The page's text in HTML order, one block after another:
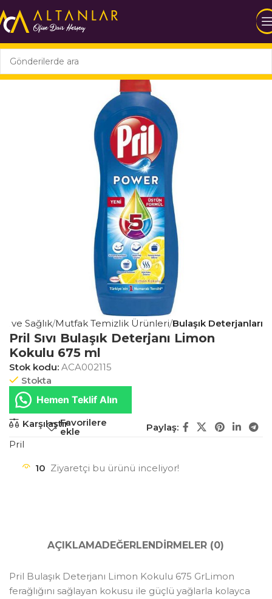
ve Sağlık Mutfak Temizlik Ürünleri Bulaşık Deterjanları
Pril Sıvı Bulaşık Deterjanı Limon
Kokulu 675 ml
Stok kodu: ACA002115
Stokta
Hemen Teklif Alın
KarşılaştırFavorilere
ekle
Paylaş:
Pril
10 Ziyaretçi bu ürünü inceliyor!
AÇIKLAMADEĞERLENDIRMELER (0)
Pril Bulaşık Deterjanı Limon Kokulu 675 GrLimon
ferağlığını sağlayan kokusu ile güçlü yağlarla kolayca